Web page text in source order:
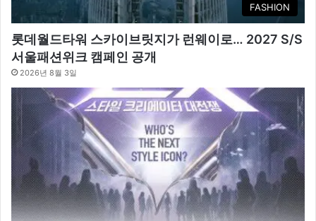
FASHION
롯데월드타워 스카이브릿지가 런웨이로… 2027 S/S
서울패션위크 캠페인 공개
2026년 8월 3일